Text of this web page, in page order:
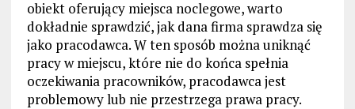
obiekt oferujący miejsca noclegowe, warto
dokładnie sprawdzić, jak dana firma sprawdza się
jako pracodawca. W ten sposób można uniknąć
pracy w miejscu, które nie do końca spełnia
oczekiwania pracowników, pracodawca jest
problemowy lub nie przestrzega prawa pracy.